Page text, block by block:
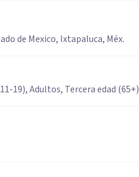
de Mexico, Ixtapaluca, Méx.
19), Adultos, Tercera edad (65+)